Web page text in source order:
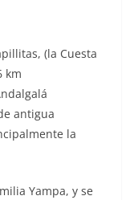
(la Cuesta
km
antigua
la
Yampa, y se